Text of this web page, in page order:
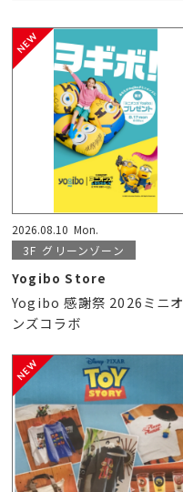
2026.08.10 Mon.
3F グリーンゾーン
Yogibo Store
Yogibo 感謝祭 2026ミニオ
ンズコラボ